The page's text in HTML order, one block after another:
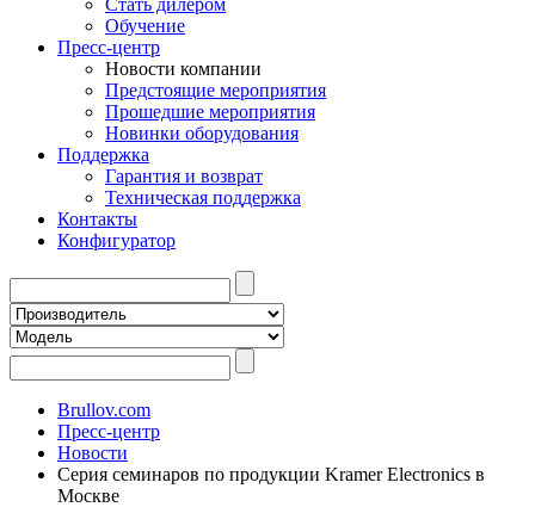
Стать дилером
Обучение
Пресс-центр
Новости компании
Предстоящие мероприятия
Прошедшие мероприятия
Новинки оборудования
Поддержка
Гарантия и возврат
Техническая поддержка
Контакты
Конфигуратор
Brullov.com
Пресс-центр
Новости
Серия семинаров по продукции Kramer Electronics в
Москве